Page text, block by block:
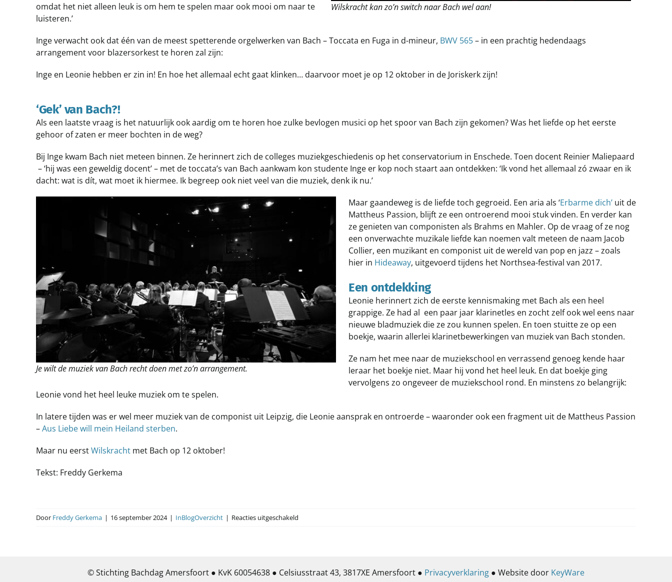
Wilskracht kan zo’n switch naar Bach wel aan!
omdat het niet alleen leuk is om hem te spelen maar ook mooi om naar te
luisteren.’
Inge verwacht ook dat één van de meest spetterende orgelwerken van Bach – Toccata en Fuga in d-mineur, BWV 565– in een prachtig hedendaags
arrangement voor blazersorkest te horen zal zijn:
Inge en Leonie hebben er zin in! En hoe het allemaal echt gaat klinken… daarvoor moet je op 12 oktober in de Joriskerk zijn!
‘Gek’ van Bach?!
Als een laatste vraag is het natuurlijk ook aardig om te horen hoe zulke bevlogen musici op het spoor van Bach zijn gekomen? Was het liefde op het eerste
gehoor of zaten er meer bochten in de weg?
Bij Inge kwam Bach niet meteen binnen. Ze herinnert zich de colleges muziekgeschiedenis op het conservatorium in Enschede. Toen docent Reinier Maliepaard
– ‘hij was een geweldig docent’ – met de toccata’s van Bach aankwam kon studente Inge er kop noch staart aan ontdekken: ‘Ik vond het allemaal zó zwaar en ik
dacht: wat is dít, wat moet ik hiermee. Ik begreep ook niet veel van die muziek, denk ik nu.’
Je wilt de muziek van Bach recht doen met zo’n arrangement.
Maar gaandeweg is de liefde toch gegroeid. Een aria als ‘Erbarme dich’uit de
Mattheus Passion, blijft ze een ontroerend mooi stuk vinden. En verder kan
ze genieten van componisten als Brahms en Mahler. Op de vraag of ze nog
een onverwachte muzikale liefde kan noemen valt meteen de naam Jacob
Collier, een muzikant en componist uit de wereld van pop en jazz – zoals
hier in Hideaway, uitgevoerd tijdens het Northsea-festival van 2017.
Een ontdekking
Leonie herinnert zich de eerste kennismaking met Bach als een heel
grappige. Ze had al een paar jaar klarinetles en zocht zelf ook wel eens naar
nieuwe bladmuziek die ze zou kunnen spelen. En toen stuitte ze op een
boekje, waarin allerlei klarinetbewerkingen van muziek van Bach stonden.
Ze nam het mee naar de muziekschool en verrassend genoeg kende haar
leraar het boekje niet. Maar hij vond het heel leuk. En dat boekje ging
vervolgens zo ongeveer de muziekschool rond. En minstens zo belangrijk:
Leonie vond het heel leuke muziek om te spelen.
In latere tijden was er wel meer muziek van de componist uit Leipzig, die Leonie aansprak en ontroerde – waaronder ook een fragment uit de Mattheus Passion
–Aus Liebe will mein Heiland sterben.
Maar nu eerstWilskrachtmet Bach op 12 oktober!
Tekst: Freddy Gerkema
Door Freddy Gerkema | 16 september 2024 | InBlogOverzicht | Reacties uitgeschakeld
Bach
© Stichting Bachdag Amersfoort ● KvK 60054638 ● Celsiusstraat 43, 3817XE Amersfoort ● Privacyverklaring ● Website door KeyWare